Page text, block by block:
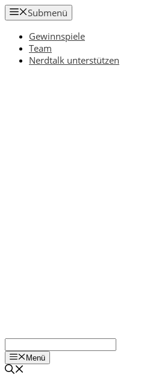
Zum
Inhalt
springen
Submenü
Gewinnspiele
Team
Nerdtalk unterstützen
Menü